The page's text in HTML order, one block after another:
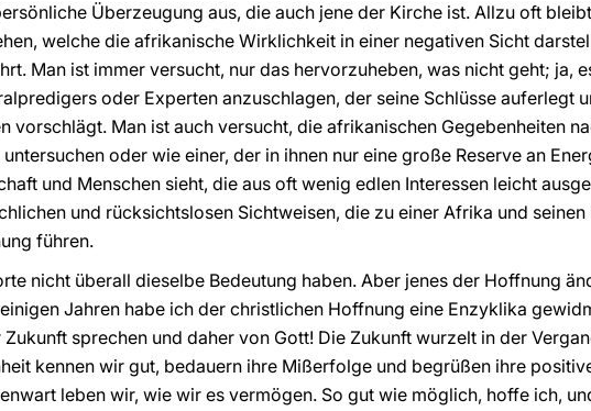
Überzeugung aus, die auch jene der Kirche ist. Allzu oft
welche die afrikanische Wirklichkeit in einer negativen Sicht
Man ist immer versucht, nur das hervorzuheben, was nicht geht; ja,
oder Experten anzuschlagen, der seine Schlüsse auferlegt
vorschlägt. Man ist auch versucht, die afrikanischen Gegebenheiten
oder wie einer, der in ihnen nur eine große Reserve an
und Menschen sieht, die aus oft wenig edlen Interessen leicht
und rücksichtslosen Sichtweisen, die zu einer Afrika und
führen.
nicht überall dieselbe Bedeutung haben. Aber jenes der Hoffnung
Jahren habe ich der christlichen Hoffnung eine Enzyklika
sprechen und daher von Gott! Die Zukunft wurzelt in der
kennen wir gut, bedauern ihre Mißerfolge und begrüßen ihre
leben wir, wie wir es vermögen. So gut wie möglich, hoffe ich,